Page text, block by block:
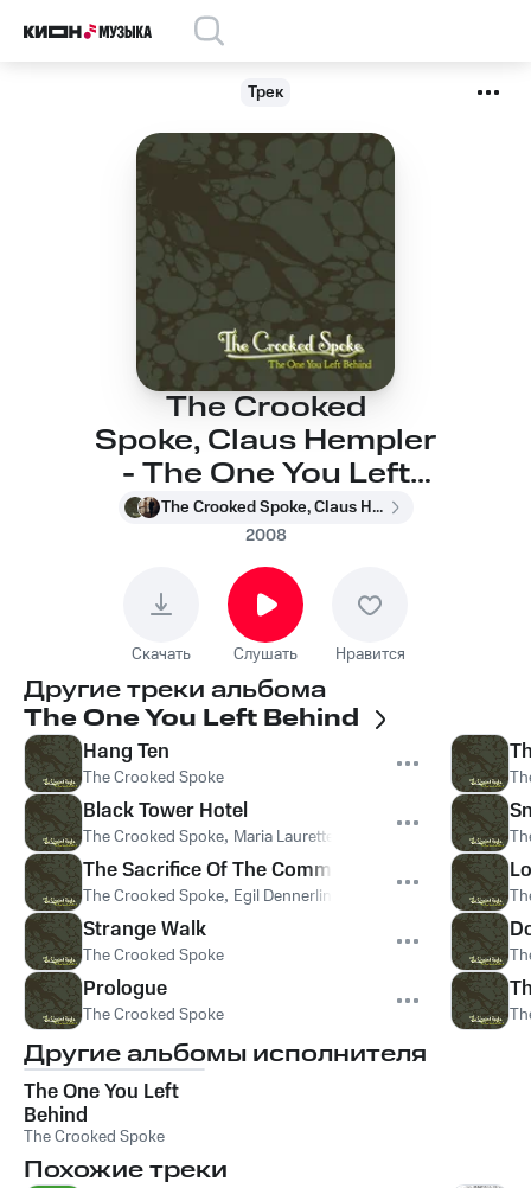
Трек
The Crooked
Spoke, Claus Hempler
- The One You Left
Behind
The Crooked Spoke, Claus Hempler
2008
Скачать Слушать Нравится
Другие треки альбома
The One You Left Behind
Hang Ten
The Crooked Spoke
Black Tower Hotel
The Crooked Spoke, Maria Laurette Friis
The Sacrifice Of The Common Thief
The Crooked Spoke, Egil Dennerline
Strange Walk
The Crooked Spoke
Prologue
The Crooked Spoke
Другие альбомы исполнителя
The One You Left
Behind
The Crooked Spoke
Похожие треки